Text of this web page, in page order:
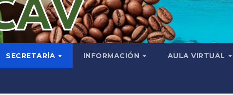
SECRETARÍA INFORMACIÓN AULA VIRTUAL